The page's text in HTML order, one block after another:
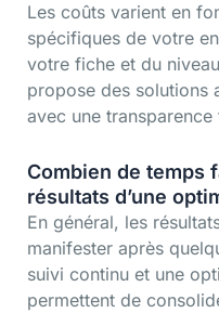
Les coûts varient en
spécifiques de votre
votre fiche et du
propose des solutions
avec une transparence
Combien de temps
résultats d’une
En général, les
manifester après
suivi continu et une
permettent de